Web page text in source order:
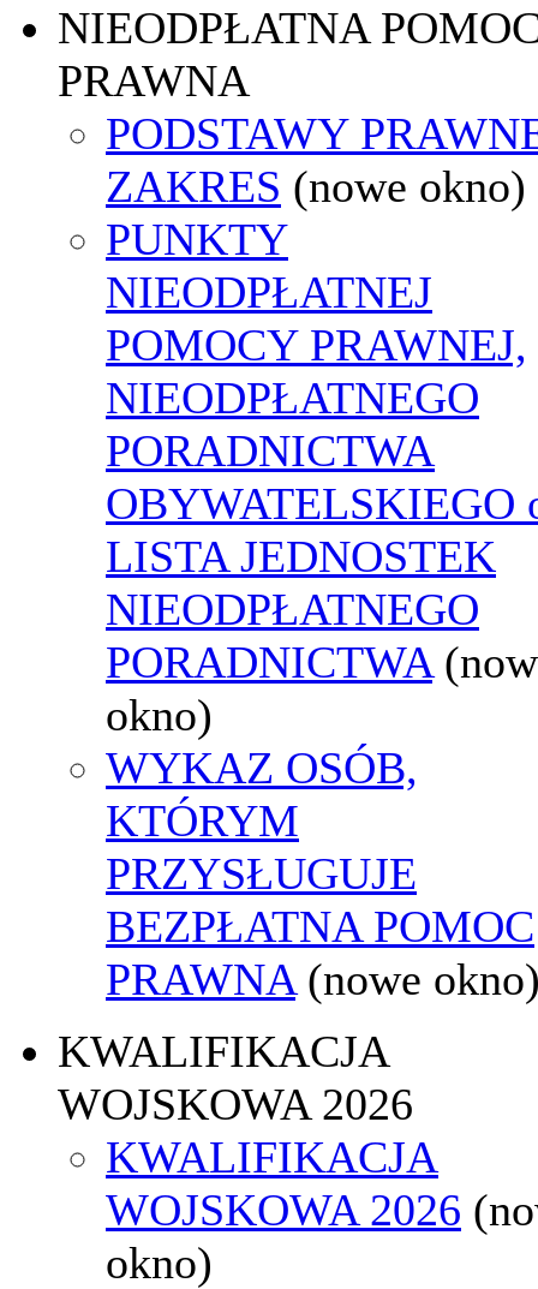
NIEODPŁATNA
PRAWNA
PODSTAWY
ZAKRES (nowe okno)
PUNKTY
NIEODPŁATNEJ
POMOCY PRAWNEJ,
NIEODPŁATNEGO
PORADNICTWA
OBYWATELSKIEGO
LISTA JEDNOSTEK
NIEODPŁATNEGO
PORADNICTWA
okno)
WYKAZ OSÓB,
KTÓRYM
PRZYSŁUGUJE
BEZPŁATNA POMOC
PRAWNA (nowe
KWALIFIKACJA
WOJSKOWA 2026
KWALIFIKACJA
WOJSKOWA 2026
okno)